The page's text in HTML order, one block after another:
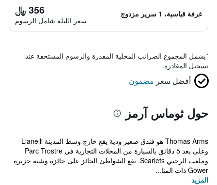
غرفة قياسية، 1 سرير مزدوج 356 ﷼
سعر الليلة شامل الرسوم
*يشمل المجموع الضرائب المحلية المقدرة والرسوم المستحقة عند
تسجيل المغادرة.
أفضل سعر مضمون
حول ثوماس آرمز
Thomas Arms هو فندق صغير ودية يقع خارج وسط المدينة Llanelli
وعلى بعد 5 دقائق بالسيارة من المحلات التجارية في Parc Trostre
وملعب الرجبي Scarlets. تقع الشواطئ الحائز على جائزة وشبه جزيرة
Gower ذات المنا...
المزيد